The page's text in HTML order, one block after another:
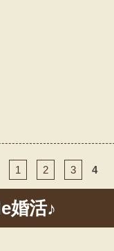
1 2 3 4
婚活♪